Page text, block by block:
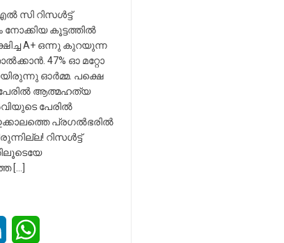
സി റിസൾട്ട്
കൂട്ടത്തിൽ
A+ ഒന്നു കുറയുന്ന
47% ഓ മറ്റോ
ഓർമ്മ. പക്ഷെ
ആത്മഹത്യ
പേരിൽ
പ്രഗൽഭരിൽ
റിസൾട്ട്
[…]
LinkedIn